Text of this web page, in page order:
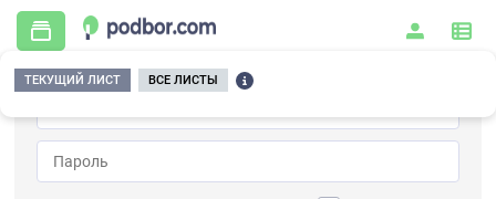
ТЕКУЩИЙ ЛИСТ ВСЕ ЛИСТЫ
Главная / Контрольно-измерительные приборы и автоматика / Датчики /
Виброускорения / 1A206HH-200(T)